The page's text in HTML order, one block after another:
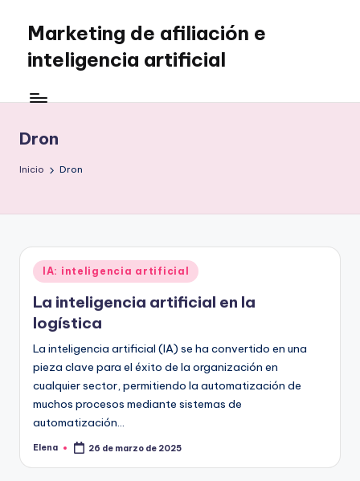
Saltar
contenido
Marketing de afiliación e
inteligencia artificial
Dron
Inicio Dron
Publicado
en
IA: inteligencia artificial
La inteligencia artificial en la
logística
La inteligencia artificial (IA) se ha convertido en una
pieza clave para el éxito de la organización en
cualquier sector, permitiendo la automatización de
muchos procesos mediante sistemas de
automatización…
Publicado
Elena 26 de marzo de 2025